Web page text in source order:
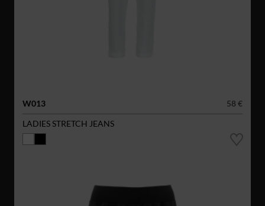
W013
58 €
LADIES STRETCH JEANS